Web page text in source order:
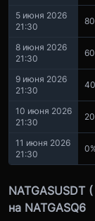
5 июня 2026
21:30
8 июня 2026
21:30
9 июня 2026
21:30
10 июня 2026
21:30
11 июня 2026
21:30
NATGASUSDT (
на NATGASQ6